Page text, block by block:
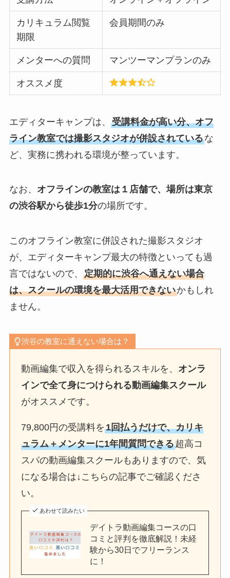
カリキュラム閲覧
期限
会員期間のみ
メンターへの質問 マンツーマンプランのみ
オススメ度
エディターキャンプは、 受講料金が高い分、オフ
ライン教室では撮影スタジオが併設されているな
ど、実務に携われる環境が整っています。
なお、 オフラインの教室は１店舗で、場所は東京
の渋谷駅から徒歩1分の場所です。
このオフライン教室に併設された撮影スタジオ
が、エディターキャンプ最大の特徴といっても過
言ではないので、 定期的に渋谷へ通えない場合
は、スクールの環境を最大活用できないかもしれ
ません。
渋谷の教室に通えない場合は？
動画編集で収入を得られるスキルを、 オンラ
インで全て身につけられる動画編集スクール
がオススメです。
79,800円の受講料を1回払うだけで、カリキ
ュラム＋メンターに1年間質問できる超高コ
スパの動画編集スクールもありますので、気
になる場合は↓こちらの記事でご確認くださ
い。
あわせて読みたい
デイトラ動画編集コースの口
コミと評判を徹底解説！未経
験から30日でフリーランス
に！